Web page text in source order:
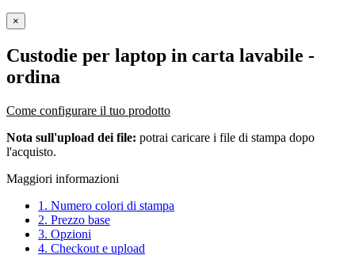
×
Custodie per laptop in carta lavabile -
ordina
Come configurare il tuo prodotto
Nota sull'upload dei file: potrai caricare i file di stampa dopo
l'acquisto.
Maggiori informazioni
1. Numero colori di stampa
2. Prezzo base
3. Opzioni
4. Checkout e upload